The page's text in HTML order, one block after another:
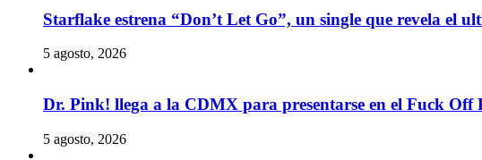
Starflake estrena “Don’t Let Go”, un single que revela el
5 agosto, 2026
Dr. Pink! llega a la CDMX para presentarse en el Fuck Off
5 agosto, 2026